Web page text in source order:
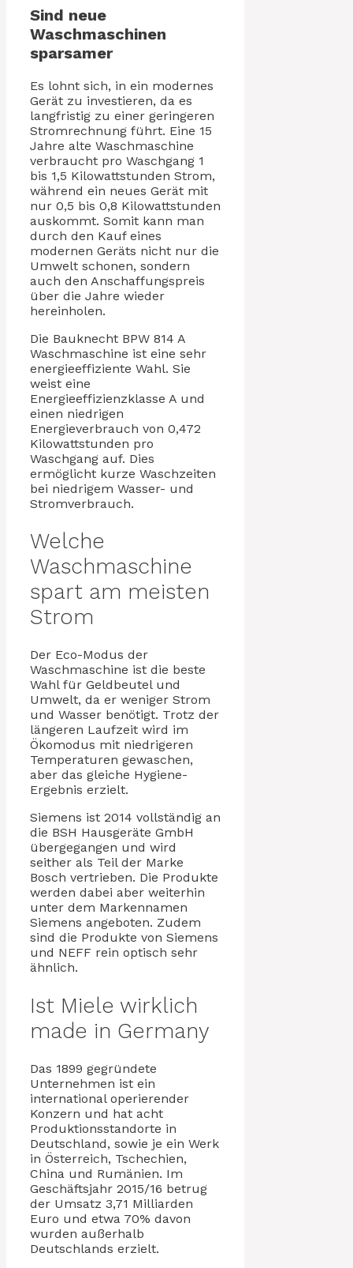
Sind neue
Waschmaschinen
sparsamer
Es lohnt sich, in ein modernes
Gerät zu investieren, da es
langfristig zu einer geringeren
Stromrechnung führt. Eine 15
Jahre alte Waschmaschine
verbraucht pro Waschgang 1
bis 1,5 Kilowattstunden Strom,
während ein neues Gerät mit
nur 0,5 bis 0,8 Kilowattstunden
auskommt. Somit kann man
durch den Kauf eines
modernen Geräts nicht nur die
Umwelt schonen, sondern
auch den Anschaffungspreis
über die Jahre wieder
hereinholen.
Die Bauknecht BPW 814 A
Waschmaschine ist eine sehr
energieeffiziente Wahl. Sie
weist eine
Energieeffizienzklasse A und
einen niedrigen
Energieverbrauch von 0,472
Kilowattstunden pro
Waschgang auf. Dies
ermöglicht kurze Waschzeiten
bei niedrigem Wasser- und
Stromverbrauch.
Welche
Waschmaschine
spart am meisten
Strom
Der Eco-Modus der
Waschmaschine ist die beste
Wahl für Geldbeutel und
Umwelt, da er weniger Strom
und Wasser benötigt. Trotz der
längeren Laufzeit wird im
Ökomodus mit niedrigeren
Temperaturen gewaschen,
aber das gleiche Hygiene-
Ergebnis erzielt.
Siemens ist 2014 vollständig an
die BSH Hausgeräte GmbH
übergegangen und wird
seither als Teil der Marke
Bosch vertrieben. Die Produkte
werden dabei aber weiterhin
unter dem Markennamen
Siemens angeboten. Zudem
sind die Produkte von Siemens
und NEFF rein optisch sehr
ähnlich.
Ist Miele wirklich
made in Germany
Das 1899 gegründete
Unternehmen ist ein
international operierender
Konzern und hat acht
Produktionsstandorte in
Deutschland, sowie je ein Werk
in Österreich, Tschechien,
China und Rumänien. Im
Geschäftsjahr 2015/16 betrug
der Umsatz 3,71 Milliarden
Euro und etwa 70% davon
wurden außerhalb
Deutschlands erzielt.